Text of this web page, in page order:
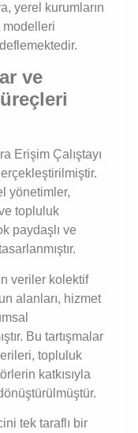
yerel kurumların
modelleri
ve
Erişim Çalıştayı
yönetimler,
topluluk
paydaşlı ve
veriler kolektif
alanları, hizmet
Bu tartışmalar
topluluk
katkısıyla
tek taraflı bir